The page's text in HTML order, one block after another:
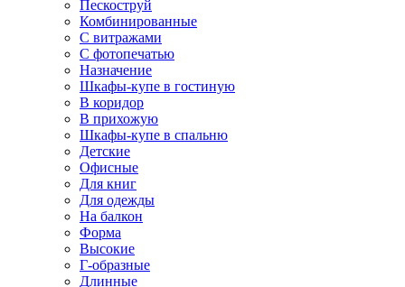
Пескоструй
Комбинированные
С витражами
С фотопечатью
Назначение
Шкафы-купе в гостиную
В коридор
В прихожую
Шкафы-купе в спальню
Детские
Офисные
Для книг
Для одежды
На балкон
Форма
Высокие
Г-образные
Длинные